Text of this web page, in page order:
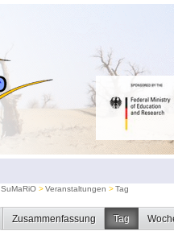
SuMaRiO Veranstaltungen Tag
Zusammenfassung Tag